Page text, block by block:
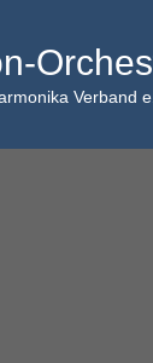
Verband